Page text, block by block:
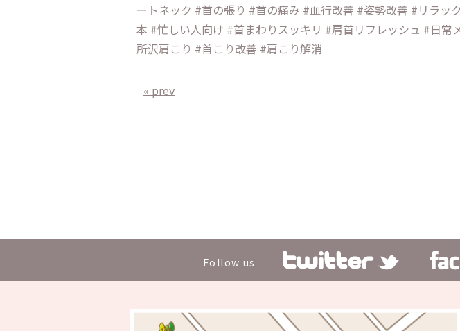
ートネック #首の張り #首の痛み #血行改善 #姿勢改善 #リラ
本 #忙しい人向け #首まわりスッキリ #肩首リフレッシュ #日
所沢肩こり #首こり改善 #肩こり解消
« prev
Follow us